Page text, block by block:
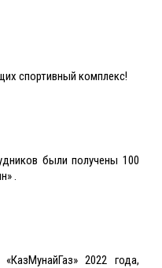
спортивный комплекс!
были получены 100
.
2022 года,